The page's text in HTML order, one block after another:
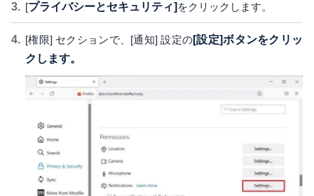
[プライバシーとセキュリティ] をクリックします。
[権限] セクションで、[通知] 設定の[設定]ボタンをクリッ
クします。